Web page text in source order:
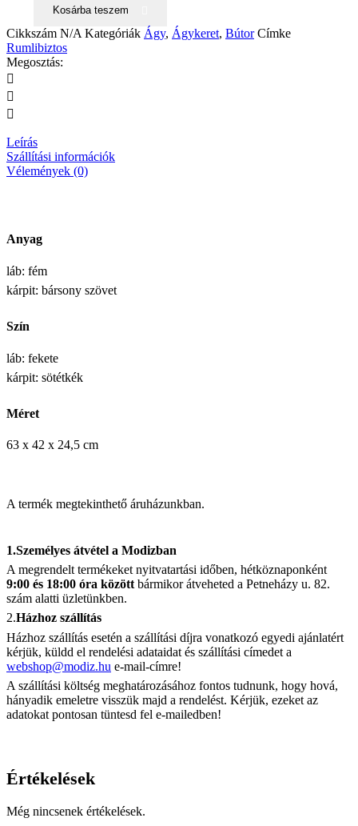
Kosárba teszem
Cikkszám N/A Kategóriák Ágy, Ágykeret, Bútor Címke
Rumlibiztos
Megosztás:
Leírás
Szállítási információk
Vélemények (0)
Anyag
láb: fém
kárpit: bársony szövet
Szín
láb: fekete
kárpit: sötétkék
Méret
63 x 42 x 24,5 cm
A termék megtekinthető áruházunkban.
1.Személyes átvétel a Modizban
A megrendelt termékeket nyitvatartási időben, hétköznaponként
9:00 és 18:00 óra között bármikor átveheted a Petneházy u. 82.
szám alatti üzletünkben.
2.Házhoz szállítás
Házhoz szállítás esetén a szállítási díjra vonatkozó egyedi ajánlatért
kérjük, küldd el rendelési adataidat és szállítási címedet a
webshop@modiz.hu e-mail-címre!
A szállítási költség meghatározásához fontos tudnunk, hogy hová,
hányadik emeletre visszük majd a rendelést. Kérjük, ezeket az
adatokat pontosan tüntesd fel e-mailedben!
Értékelések
Még nincsenek értékelések.